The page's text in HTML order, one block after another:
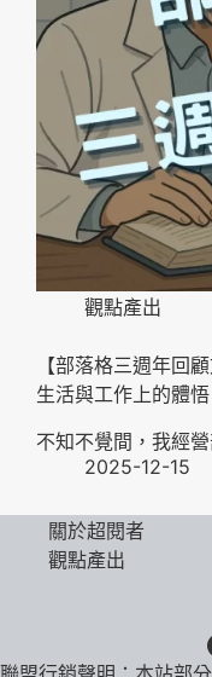
觀點產出
【部落格三週年回
生活與工作上的體悟
不知不覺間，我經
2025-12-15
關於超閱者
觀點產出